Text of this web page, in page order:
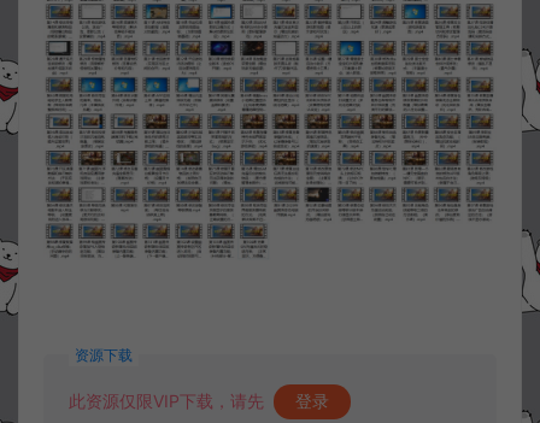
资源下载
此资源仅限VIP下载，请先 登录